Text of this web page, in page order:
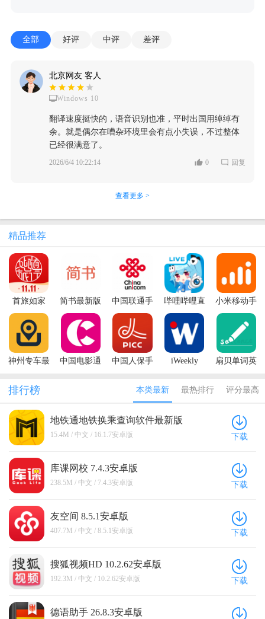
全部 好评 中评 差评
北京网友 客人
Windows 10
翻译速度挺快的，语音识别也准，平时出国用绰绰有
余。就是偶尔在嘈杂环境里会有点小失误，不过整体
已经很满意了。
2026/6/4 10:22:14 0 回复
查看更多 >
精品推荐
首旅如家
简书最新版
本
中国联通手
机客户端官
方版
哔哩哔哩直
播姬App
小米移动手
机营业厅最
新版本
神州专车最
中国电影通
中国人保手
iWeekly
扇贝单词英
排行榜 本类最新 最热排行 评分最高
地铁通地铁换乘查询软件最新版
16.1.7安卓版
15.4M / 中文 / 16.1.7安卓版 下载
库课网校 7.4.3安卓版
238.5M / 中文 / 7.4.3安卓版 下载
友空间 8.5.1安卓版
407.7M / 中文 / 8.5.1安卓版 下载
搜狐视频HD 10.2.62安卓版
192.3M / 中文 / 10.2.62安卓版 下载
德语助手 26.8.3安卓版